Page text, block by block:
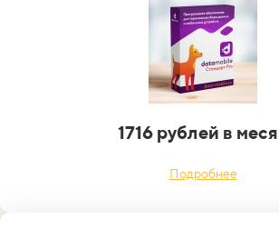
1716 рублей в
Подробнее